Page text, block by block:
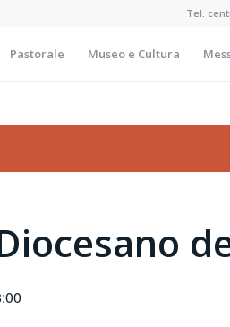
Tel.
Pastorale Museo e Cultura